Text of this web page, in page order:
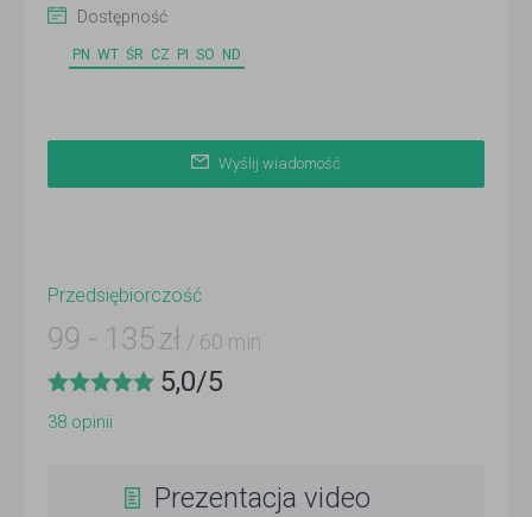
Dostępność
PN WT ŚR CZ PI SO ND
Wyślij wiadomość
Przedsiębiorczość
99 - 135 zł / 60 min
5,0/5
38 opinii
Prezentacja video